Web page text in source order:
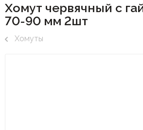
Хомут червячный с
70-90 мм 2шт
Хомуты